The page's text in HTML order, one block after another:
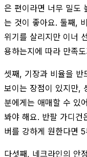
은 편이라면 너무 밀도
는 것이 좋아요. 둘째,
위기를 살리지만 이너
용하는지에 따라 만족
셋째, 기장과 비율을 반
보이는 장점이 있지만,
분에게는 애매할 수 있
봐야 해요. 반팔 가디건
버를 강하게 원한다면
다섯째, 네크라인의 안